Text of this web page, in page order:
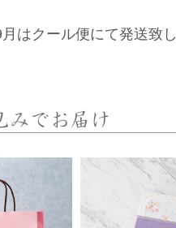
はクール便にて発送致し